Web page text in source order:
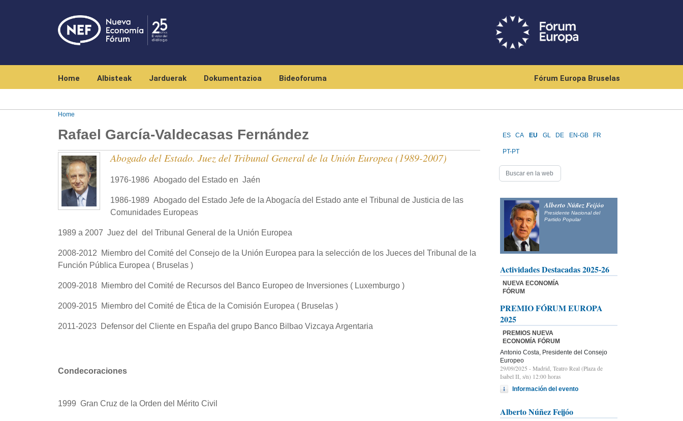
Home Albisteak Jarduerak Dokumentazioa Bideoforuma Fórum Europa Bruselas
Home
Rafael García-Valdecasas Fernández
Abogado del Estado. Juez del Tribunal General de la Unión Europea (1989-2007)
1976-1986 Abogado del Estado en Jaén
1986-1989 Abogado del Estado Jefe de la Abogacía del Estado ante el Tribunal de Justicia de las
Comunidades Europeas
1989 a 2007 Juez del del Tribunal General de la Unión Europea
2008-2012 Miembro del Comité del Consejo de la Unión Europea para la selección de los Jueces del Tribunal de la
Función Pública Europea ( Bruselas )
2009-2018 Miembro del Comité de Recursos del Banco Europeo de Inversiones ( Luxemburgo )
2009-2015 Miembro del Comité de Ética de la Comisión Europea ( Bruselas )
2011-2023 Defensor del Cliente en España del grupo Banco Bilbao Vizcaya Argentaria
Condecoraciones
1999 Gran Cruz de la Orden del Mérito Civil
ES CA EU GL DE EN-GB FR
PT-PT
Alberto Núñez Feijóo
Presidente Nacional del
Partido Popular
Actividades Destacadas 2025-26
NUEVA ECONOMÍA
FÓRUM
PREMIO FÓRUM EUROPA
2025
PREMIOS NUEVA
ECONOMÍA FÓRUM
Antonio Costa, Presidente del Consejo
Europeo
29/09/2025 - Madrid, Teatro Real (Plaza de
Isabel II, s/n) 12:00 horas
Información del evento
Alberto Núñez Feijóo